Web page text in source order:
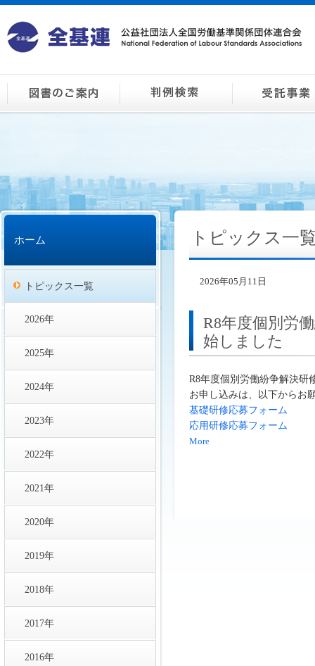
ホーム
トピックス一覧
2026年
2025年
2024年
2023年
2022年
2021年
2020年
2019年
2018年
2017年
2016年
トピックス一
2026年05月11日
R8年度個別労
始しました
R8年度個別労働紛争解決研
お申し込みは、以下からお
基礎研修応募フォーム
応用研修応募フォーム
More